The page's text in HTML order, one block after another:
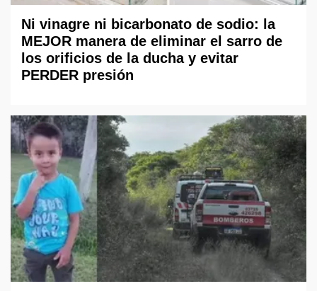
Ni vinagre ni bicarbonato de sodio: la
MEJOR manera de eliminar el sarro de
los orificios de la ducha y evitar
PERDER presión